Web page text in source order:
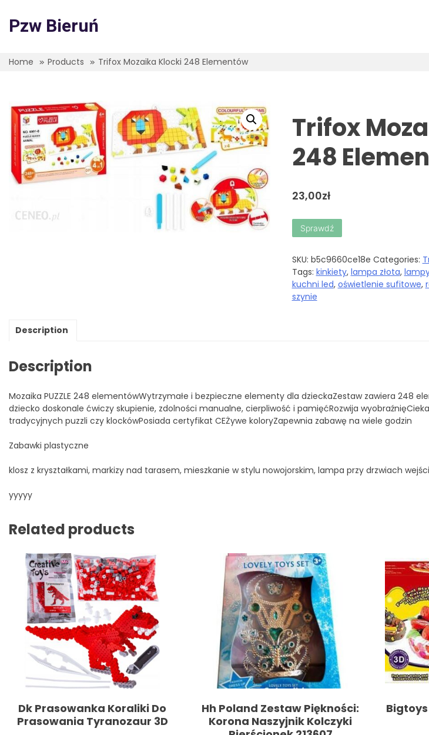
content
Pzw Bieruń
Home Products Trifox Mozaika Klocki 248 Elementów
Trifox
248
23,00zł
Sprawdź
SKU: b5c9660ce18e Categories:
Tags: kinkiety, lampa złota,
kuchni led, oświetlenie sufitowe,
szynie
Description
Description
Mozaika PUZZLE 248 elementówWytrzymałe i bezpieczne elementy dla dzieckaZestaw zawiera 248
dziecko doskonale ćwiczy skupienie, zdolności manualne, cierpliwość i pamięćRozwija
tradycyjnych puzzli czy klockówPosiada certyfikat CEŻywe koloryZapewnia zabawę na wiele godzin
Zabawki plastyczne
klosz z kryształkami, markizy nad tarasem, mieszkanie w stylu nowojorskim, lampa przy drzwiach
yyyyy
Related products
Dk Prasowanka Koraliki Do
Prasowania Tyranozaur 3D
Hh Poland Zestaw Piękności:
Korona Naszyjnik Kolczyki